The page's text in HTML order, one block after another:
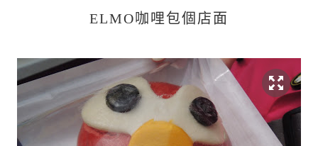
ELMO咖哩包個店面